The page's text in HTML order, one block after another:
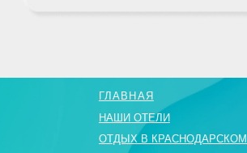
картинки взяты с freepik.com
MARKETING BY